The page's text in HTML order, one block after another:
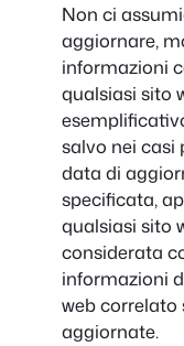
Non ci
aggiornare,
informazioni
qualsiasi sito
salvo nei casi
data di
specificata,
qualsiasi sito
considerata
informazioni
web
aggiornate.